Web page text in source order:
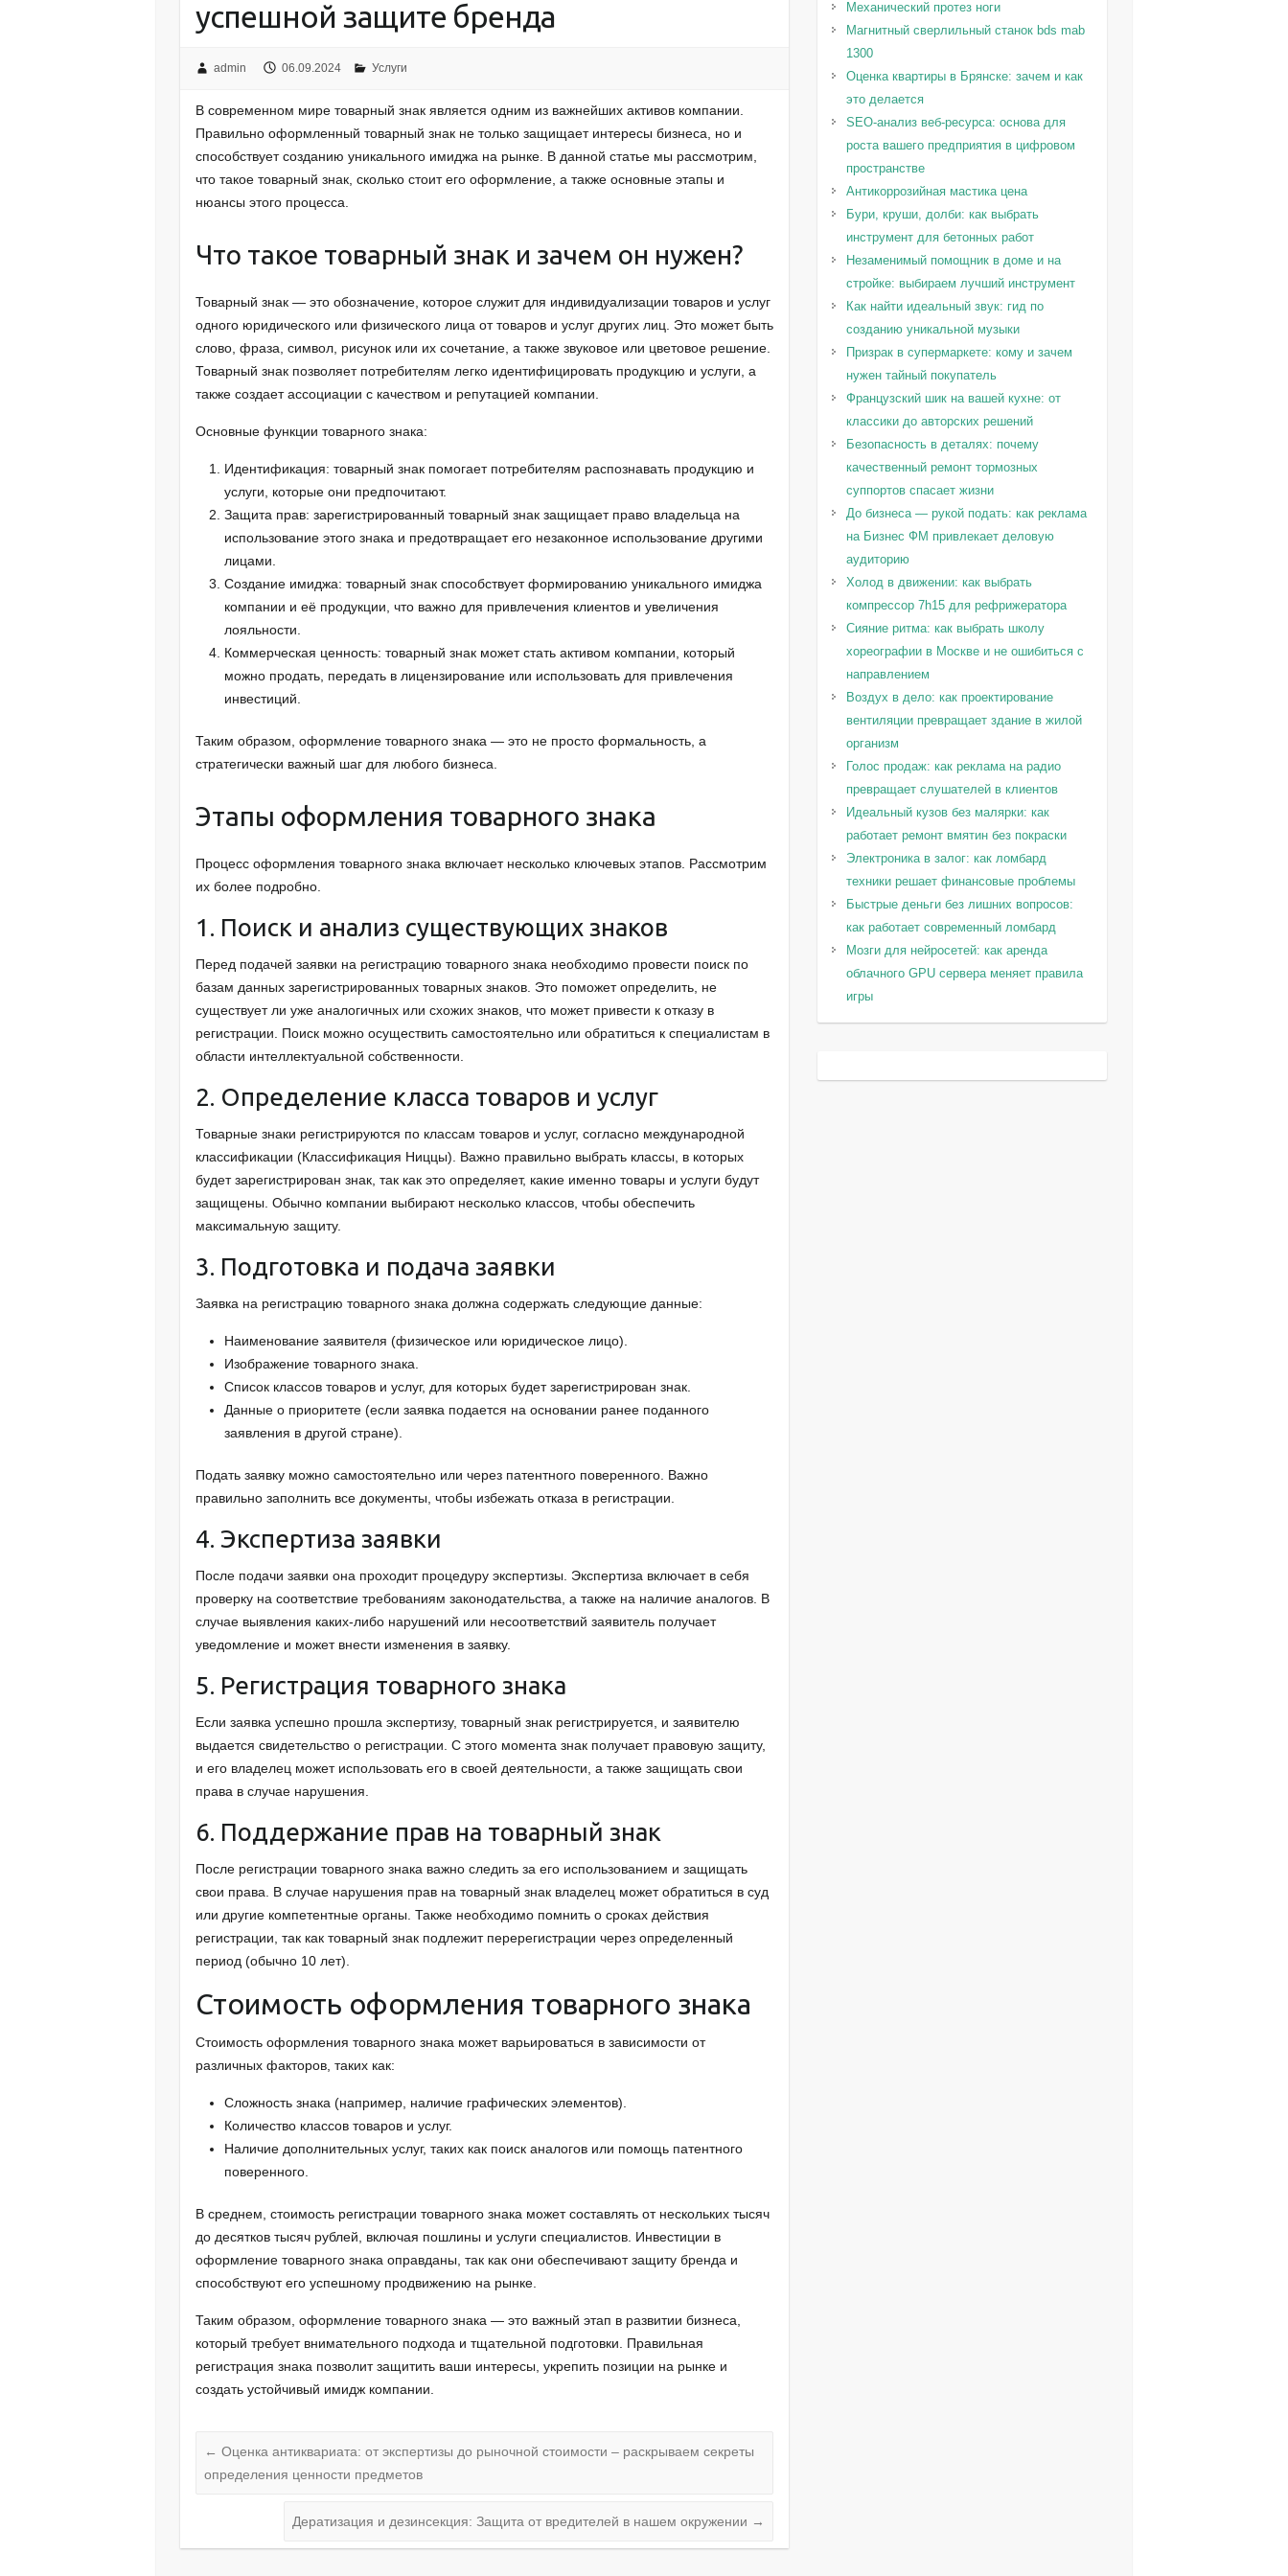
успешной защите бренда
admin 06.09.2024 Услуги
В современном мире товарный знак является одним из важнейших активов компании.
Правильно оформленный товарный знак не только защищает интересы бизнеса, но и
способствует созданию уникального имиджа на рынке. В данной статье мы рассмотрим,
что такое товарный знак, сколько стоит его оформление, а также основные этапы и
нюансы этого процесса.
Что такое товарный знак и зачем он нужен?
Товарный знак — это обозначение, которое служит для индивидуализации товаров и услуг
одного юридического или физического лица от товаров и услуг других лиц. Это может быть
слово, фраза, символ, рисунок или их сочетание, а также звуковое или цветовое решение.
Товарный знак позволяет потребителям легко идентифицировать продукцию и услуги, а
также создает ассоциации с качеством и репутацией компании.
Основные функции товарного знака:
Идентификация: товарный знак помогает потребителям распознавать продукцию и
услуги, которые они предпочитают.
Защита прав: зарегистрированный товарный знак защищает право владельца на
использование этого знака и предотвращает его незаконное использование другими
лицами.
Создание имиджа: товарный знак способствует формированию уникального имиджа
компании и её продукции, что важно для привлечения клиентов и увеличения
лояльности.
Коммерческая ценность: товарный знак может стать активом компании, который
можно продать, передать в лицензирование или использовать для привлечения
инвестиций.
Таким образом, оформление товарного знака — это не просто формальность, а
стратегически важный шаг для любого бизнеса.
Этапы оформления товарного знака
Процесс оформления товарного знака включает несколько ключевых этапов. Рассмотрим
их более подробно.
1. Поиск и анализ существующих знаков
Перед подачей заявки на регистрацию товарного знака необходимо провести поиск по
базам данных зарегистрированных товарных знаков. Это поможет определить, не
существует ли уже аналогичных или схожих знаков, что может привести к отказу в
регистрации. Поиск можно осуществить самостоятельно или обратиться к специалистам в
области интеллектуальной собственности.
2. Определение класса товаров и услуг
Товарные знаки регистрируются по классам товаров и услуг, согласно международной
классификации (Классификация Ниццы). Важно правильно выбрать классы, в которых
будет зарегистрирован знак, так как это определяет, какие именно товары и услуги будут
защищены. Обычно компании выбирают несколько классов, чтобы обеспечить
максимальную защиту.
3. Подготовка и подача заявки
Заявка на регистрацию товарного знака должна содержать следующие данные:
Наименование заявителя (физическое или юридическое лицо).
Изображение товарного знака.
Список классов товаров и услуг, для которых будет зарегистрирован знак.
Данные о приоритете (если заявка подается на основании ранее поданного
заявления в другой стране).
Подать заявку можно самостоятельно или через патентного поверенного. Важно
правильно заполнить все документы, чтобы избежать отказа в регистрации.
4. Экспертиза заявки
После подачи заявки она проходит процедуру экспертизы. Экспертиза включает в себя
проверку на соответствие требованиям законодательства, а также на наличие аналогов. В
случае выявления каких-либо нарушений или несоответствий заявитель получает
уведомление и может внести изменения в заявку.
5. Регистрация товарного знака
Если заявка успешно прошла экспертизу, товарный знак регистрируется, и заявителю
выдается свидетельство о регистрации. С этого момента знак получает правовую защиту,
и его владелец может использовать его в своей деятельности, а также защищать свои
права в случае нарушения.
6. Поддержание прав на товарный знак
После регистрации товарного знака важно следить за его использованием и защищать
свои права. В случае нарушения прав на товарный знак владелец может обратиться в суд
или другие компетентные органы. Также необходимо помнить о сроках действия
регистрации, так как товарный знак подлежит перерегистрации через определенный
период (обычно 10 лет).
Стоимость оформления товарного знака
Стоимость оформления товарного знака может варьироваться в зависимости от
различных факторов, таких как:
Сложность знака (например, наличие графических элементов).
Количество классов товаров и услуг.
Наличие дополнительных услуг, таких как поиск аналогов или помощь патентного
поверенного.
В среднем, стоимость регистрации товарного знака может составлять от нескольких тысяч
до десятков тысяч рублей, включая пошлины и услуги специалистов. Инвестиции в
оформление товарного знака оправданы, так как они обеспечивают защиту бренда и
способствуют его успешному продвижению на рынке.
Таким образом, оформление товарного знака — это важный этап в развитии бизнеса,
который требует внимательного подхода и тщательной подготовки. Правильная
регистрация знака позволит защитить ваши интересы, укрепить позиции на рынке и
создать устойчивый имидж компании.
← Оценка антиквариата: от экспертизы до рыночной стоимости – раскрываем секреты
определения ценности предметов
Дератизация и дезинсекция: Защита от вредителей в нашем окружении →
Механический протез ноги
Магнитный сверлильный станок bds mab
1300
Оценка квартиры в Брянске: зачем и как
это делается
SEO-анализ веб-ресурса: основа для
роста вашего предприятия в цифровом
пространстве
Антикоррозийная мастика цена
Бури, круши, долби: как выбрать
инструмент для бетонных работ
Незаменимый помощник в доме и на
стройке: выбираем лучший инструмент
Как найти идеальный звук: гид по
созданию уникальной музыки
Призрак в супермаркете: кому и зачем
нужен тайный покупатель
Французский шик на вашей кухне: от
классики до авторских решений
Безопасность в деталях: почему
качественный ремонт тормозных
суппортов спасает жизни
До бизнеса — рукой подать: как реклама
на Бизнес ФМ привлекает деловую
аудиторию
Холод в движении: как выбрать
компрессор 7h15 для рефрижератора
Сияние ритма: как выбрать школу
хореографии в Москве и не ошибиться с
направлением
Воздух в дело: как проектирование
вентиляции превращает здание в жилой
организм
Голос продаж: как реклама на радио
превращает слушателей в клиентов
Идеальный кузов без малярки: как
работает ремонт вмятин без покраски
Электроника в залог: как ломбард
техники решает финансовые проблемы
Быстрые деньги без лишних вопросов:
как работает современный ломбард
Мозги для нейросетей: как аренда
облачного GPU сервера меняет правила
игры